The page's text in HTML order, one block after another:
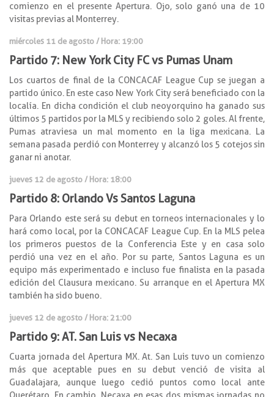
comienzo en el presente Apertura. Ojo, solo ganó una de 10
visitas previas al Monterrey.
miércoles 11 de agosto / Hora: 19:00
Partido 7: New York City FC vs Pumas Unam
Los cuartos de final de la CONCACAF League Cup se juegan a
partido único. En este caso New York City será beneficiado con la
localía. En dicha condición el club neoyorquino ha ganado sus
últimos 5 partidos por la MLS y recibiendo solo 2 goles. Al frente,
Pumas atraviesa un mal momento en la liga mexicana. La
semana pasada perdió con Monterrey y alcanzó los 5 cotejos sin
ganar ni anotar.
jueves 12 de agosto / Hora: 18:00
Partido 8: Orlando Vs Santos Laguna
Para Orlando este será su debut en torneos internacionales y lo
hará como local, por la CONCACAF League Cup. En la MLS pelea
los primeros puestos de la Conferencia Este y en casa solo
perdió una vez en el año. Por su parte, Santos Laguna es un
equipo más experimentado e incluso fue finalista en la pasada
edición del Clausura mexicano. Su arranque en el Apertura MX
también ha sido bueno.
jueves 12 de agosto / Hora: 21:00
Partido 9: AT. San Luis vs Necaxa
Cuarta jornada del Apertura MX. At. San Luis tuvo un comienzo
más que aceptable pues en su debut venció de visita al
Guadalajara, aunque luego cedió puntos como local ante
Querétaro. En cambio, Necaxa en esas dos mismas jornadas no